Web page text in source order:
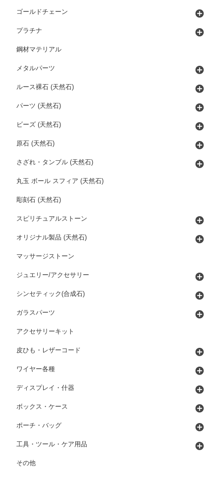
ゴールドチェーン
プラチナ
鋼材マテリアル
メタルパーツ
ルース裸石 (天然石)
パーツ (天然石)
ビーズ (天然石)
原石 (天然石)
さざれ・タンブル (天然石)
丸玉 ボール スフィア (天然石)
彫刻石 (天然石)
スピリチュアルストーン
オリジナル製品 (天然石)
マッサージストーン
ジュエリー/アクセサリー
シンセティック(合成石)
ガラスパーツ
アクセサリーキット
皮ひも・レザーコード
ワイヤー各種
ディスプレイ・什器
ボックス・ケース
ポーチ・バッグ
工具・ツール・ケア用品
その他